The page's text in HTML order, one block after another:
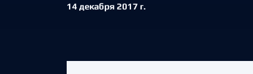
14 декабря 2017 г.